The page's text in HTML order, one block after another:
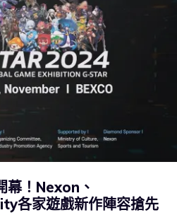
！Nexon、
各家遊戲新作陣容搶先